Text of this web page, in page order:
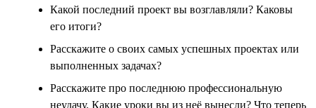
Какой последний проект вы возглавляли? Каковы
его итоги?
Расскажите о своих самых успешных проектах или
выполненных задачах?
Расскажите про последнюю профессиональную
неудачу. Какие уроки вы из неё вынесли? Что теперь